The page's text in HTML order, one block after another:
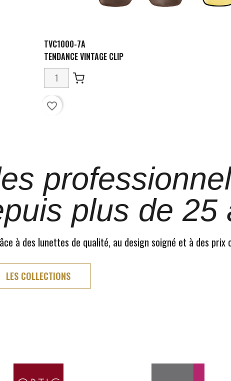
TVC1000-7A
TENDANCE VINTAGE CLIP
favorite_border
plus de 25
à des lunettes de qualité, au design soigné et à des prix
LES COLLECTIONS